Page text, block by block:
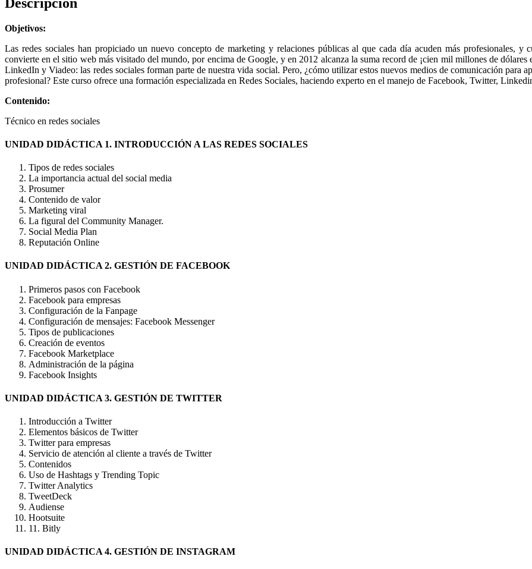
Objetivos:
Las redes sociales han propiciado un nuevo concepto de marketing y relaciones públicas al que cada día acuden más profesionales, y
convierte en el sitio web más visitado del mundo, por encima de Google, y en 2012 alcanza la suma record de ¡cien mil millones de
LinkedIn y Viadeo: las redes sociales forman parte de nuestra vida social. Pero, ¿cómo utilizar estos nuevos medios de comunicación para
profesional? Este curso ofrece una formación especializada en Redes Sociales, haciendo experto en el manejo de Facebook, Twitter,
Contenido:
Técnico en redes sociales
UNIDAD DIDÁCTICA 1. INTRODUCCIÓN A LAS REDES SOCIALES
Tipos de redes sociales
La importancia actual del social media
Prosumer
Contenido de valor
Marketing viral
La figural del Community Manager.
Social Media Plan
Reputación Online
UNIDAD DIDÁCTICA 2. GESTIÓN DE FACEBOOK
Primeros pasos con Facebook
Facebook para empresas
Configuración de la Fanpage
Configuración de mensajes: Facebook Messenger
Tipos de publicaciones
Creación de eventos
Facebook Marketplace
Administración de la página
Facebook Insights
UNIDAD DIDÁCTICA 3. GESTIÓN DE TWITTER
Introducción a Twitter
Elementos básicos de Twitter
Twitter para empresas
Servicio de atención al cliente a través de Twitter
Contenidos
Uso de Hashtags y Trending Topic
Twitter Analytics
TweetDeck
Audiense
Hootsuite
11. Bitly
UNIDAD DIDÁCTICA 4. GESTIÓN DE INSTAGRAM